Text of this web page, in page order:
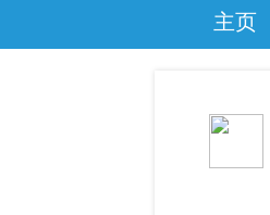
主页